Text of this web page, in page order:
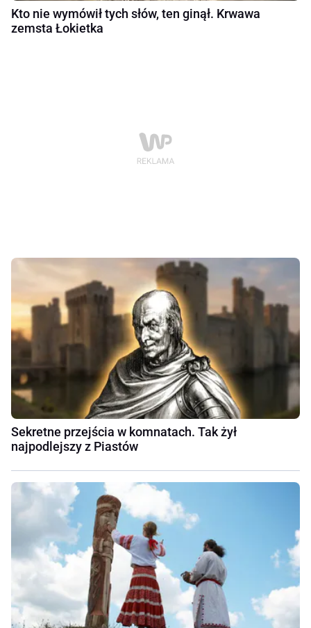
Kto nie wymówił tych słów, ten ginął. Krwawa
zemsta Łokietka
Sekretne przejścia w komnatach. Tak żył
najpodlejszy z Piastów